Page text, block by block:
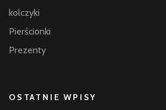
kolczyki
Pierścionki
Prezenty
OSTATNIE WPISY